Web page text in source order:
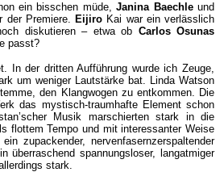
ein bisschen müde,Janina Baechleund
der Premiere. Eijiro Kai war ein verlässlich
diskutieren – etwa ob Carlos Osunas
passt?
In der dritten Aufführung wurde ich Zeuge,
um weniger Lautstärke bat. Linda Watson
den Klangwogen zu entkommen. Die
das mystisch-traumhafte Element schon
Musik marschierten stark in die
flottem Tempo und mit interessanter Weise
zupackender, nervenfasernzerspaltender
überraschend spannungsloser, langatmiger
stark.